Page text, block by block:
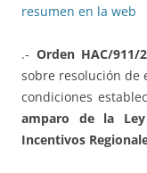
resumen en la web
.- Orden HAC/911/
sobre resolución de
condiciones
amparo de la
Incentivos